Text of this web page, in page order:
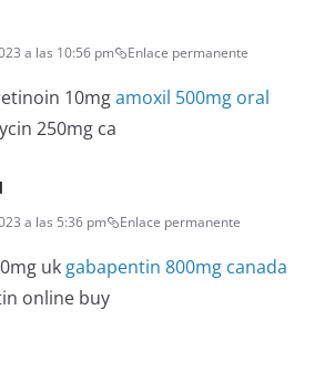
a las 10:56 pm Enlace permanente
10mgamoxil 500mg oral
250mg ca
a las 5:36 pm Enlace permanente
uk gabapentin 800mg canada
online buy